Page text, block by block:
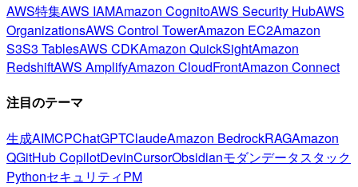
AWS特集AWS IAMAmazon CognitoAWS Security HubAWS
OrganizationsAWS Control TowerAmazon EC2Amazon
S3S3 TablesAWS CDKAmazon QuickSightAmazon
RedshiftAWS AmplifyAmazon CloudFrontAmazon Connect
注目のテーマ
生成AIMCPChatGPTClaudeAmazon BedrockRAGAmazon
QGitHub CopilotDevinCursorObsidianモダンデータスタック
PythonセキュリティPM